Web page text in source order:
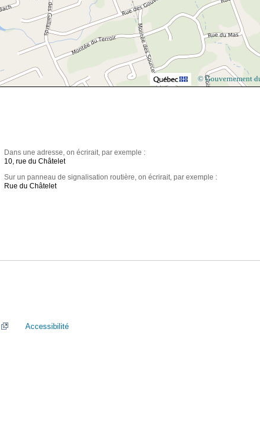
© Gouvernement
Dans une adresse, on écrirait, par exemple :
10, rue du Châtelet
Sur un panneau de signalisation routière, on écrirait, par exemple :
Rue du Châtelet
Accessibilité